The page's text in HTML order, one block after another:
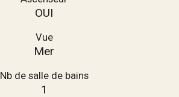
OUI
Vue
Mer
Nb de salle de bains
1